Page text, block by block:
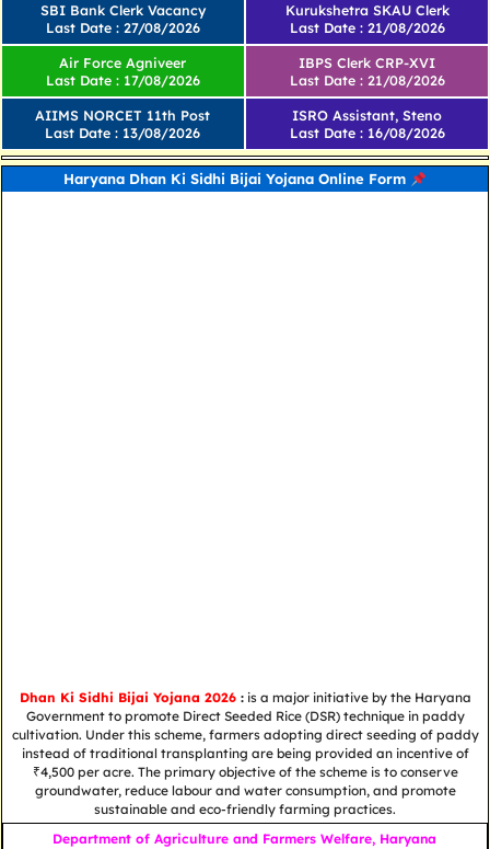
SBI Bank Clerk Vacancy
Last Date : 27/08/2026
Kurukshetra SKAU Clerk
Last Date : 21/08/2026
Air Force Agniveer
Last Date : 17/08/2026
AIIMS NORCET 11th Post
Last Date : 13/08/2026
IBPS Clerk CRP-XVI
Last Date : 21/08/2026
ISRO Assistant, Steno
Last Date : 16/08/2026
Haryana Dhan Ki Sidhi Bijai Yojana Online Form
Dhan Ki Sidhi Bijai Yojana 2026:is a major initiative by the Haryana
Government to promote Direct Seeded Rice (DSR) technique in paddy
cultivation. Under this scheme, farmers adopting direct seeding of paddy
instead of traditional transplanting are being provided an incentive of
₹4,500 per acre. The primary objective of the scheme is to conserve
groundwater, reduce labour and water consumption, and promote
sustainable and eco-friendly farming practices.
Department of Agriculture and Farmers Welfare, Haryana